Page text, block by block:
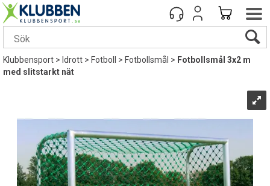
Klubbensport> Idrott>Fotboll >Fotbollsmål > Fotbollsmål 3x2 m
med slitstarkt nät